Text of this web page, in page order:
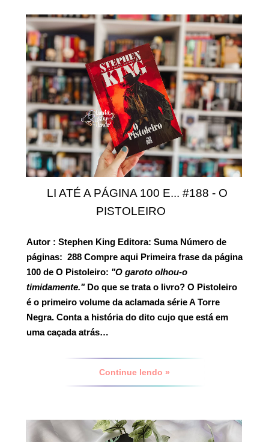
LI ATÉ A PÁGINA 100 E... #188 - O
PISTOLEIRO
Autor : Stephen King Editora: Suma Número de
páginas: 288 Compre aqui Primeira frase da página
100 de O Pistoleiro: "O garoto olhou-o
timidamente." Do que se trata o livro? O Pistoleiro
é o primeiro volume da aclamada série A Torre
Negra. Conta a história do dito cujo que está em
uma caçada atrás…
Continue lendo »